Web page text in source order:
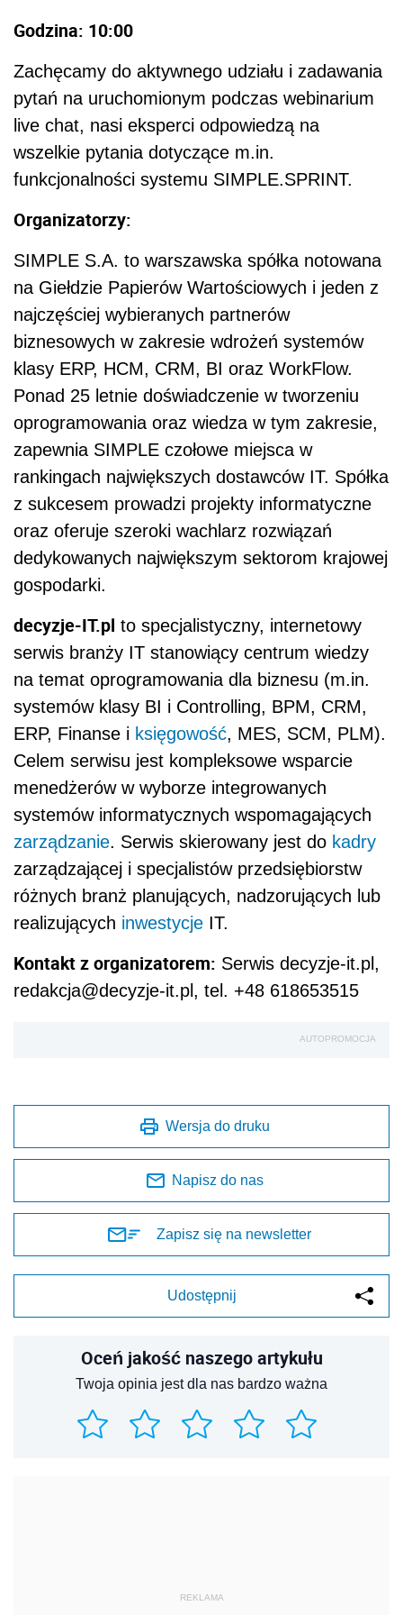
Godzina: 10:00
Zachęcamy do aktywnego udziału i zadawania
pytań na uruchomionym podczas webinarium
live chat, nasi eksperci odpowiedzą na
wszelkie pytania dotyczące m.in.
funkcjonalności systemu SIMPLE.SPRINT.
Organizatorzy:
SIMPLE S.A. to warszawska spółka notowana
na Giełdzie Papierów Wartościowych i jeden z
najczęściej wybieranych partnerów
biznesowych w zakresie wdrożeń systemów
klasy ERP, HCM, CRM, BI oraz WorkFlow.
Ponad 25 letnie doświadczenie w tworzeniu
oprogramowania oraz wiedza w tym zakresie,
zapewnia SIMPLE czołowe miejsca w
rankingach największych dostawców IT. Spółka
z sukcesem prowadzi projekty informatyczne
oraz oferuje szeroki wachlarz rozwiązań
dedykowanych największym sektorom krajowej
gospodarki.
decyzje-IT.pl to specjalistyczny, internetowy
serwis branży IT stanowiący centrum wiedzy
na temat oprogramowania dla biznesu (m.in.
systemów klasy BI i Controlling, BPM, CRM,
ERP, Finanse i księgowość, MES, SCM, PLM).
Celem serwisu jest kompleksowe wsparcie
menedżerów w wyborze integrowanych
systemów informatycznych wspomagających
zarządzanie. Serwis skierowany jest do kadry
zarządzającej i specjalistów przedsiębiorstw
różnych branż planujących, nadzorujących lub
realizujących inwestycje IT.
Kontakt z organizatorem: Serwis decyzje-it.pl,
redakcja@decyzje-it.pl, tel. +48 618653515
AUTOPROMOCJA
Wersja do druku
Napisz do nas
Zapisz się na newsletter
Udostępnij
Oceń jakość naszego artykułu
Twoja opinia jest dla nas bardzo ważna
REKLAMA